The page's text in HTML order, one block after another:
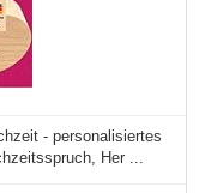
- personalisiertes
Her ...